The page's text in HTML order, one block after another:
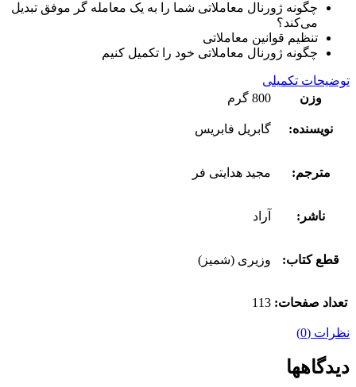
چگونه ژورنال معاملاتی شما را به یک معامله گر موفق تبدیل
می‌کند؟
تنظیم قوانین معاملاتی
چگونه ژورنال معاملاتی خود را تکمیل کنیم
توضیحات تکمیلی
وزن
800 گرم
نویسنده: گابریل فابریس
مترجم: مجید هدایتی فر
ناشر: آراد
قطع کتاب: وزیری (شمیز)
تعداد صفحات: 113
نظرات (0)
دیدگاهها